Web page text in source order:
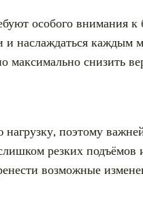
особого внимания к
наслаждаться каждым
снизить
поэтому
резких
возможные